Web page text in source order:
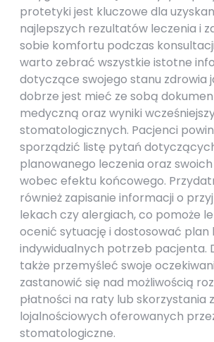
protetyki jest kluczowe dla
najlepszych rezultatów leczenia i
sobie komfortu podczas
warto zebrać wszystkie istotne
dotyczące swojego stanu zdrowia
dobrze jest mieć ze sobą
medyczną oraz wyniki
stomatologicznych. Pacjenci
sporządzić listę pytań
planowanego leczenia oraz
wobec efektu końcowego.
również zapisanie informacji o
lekach czy alergiach, co pomoże
ocenić sytuację i dostosować plan
indywidualnych potrzeb pacjenta.
także przemyśleć swoje
zastanowić się nad możliwością
płatności na raty lub skorzystania
lojalnościowych oferowanych
stomatologiczne.